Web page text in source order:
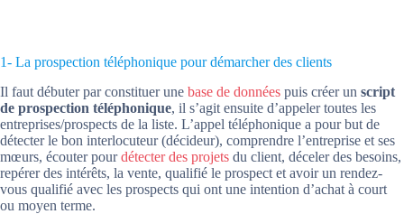
1- La prospection téléphonique pour démarcher des clients
Il faut débuter par constituer une base de données puis créer un script
de prospection téléphonique, il s’agit ensuite d’appeler toutes les
entreprises/prospects de la liste. L’appel téléphonique a pour but de
détecter le bon interlocuteur (décideur), comprendre l’entreprise et ses
mœurs, écouter pourdétecter des projets du client, déceler des besoins,
repérer des intérêts, la vente, qualifié le prospect et avoir un rendez-
vous qualifié avec les prospects qui ont une intention d’achat à court
ou moyen terme.